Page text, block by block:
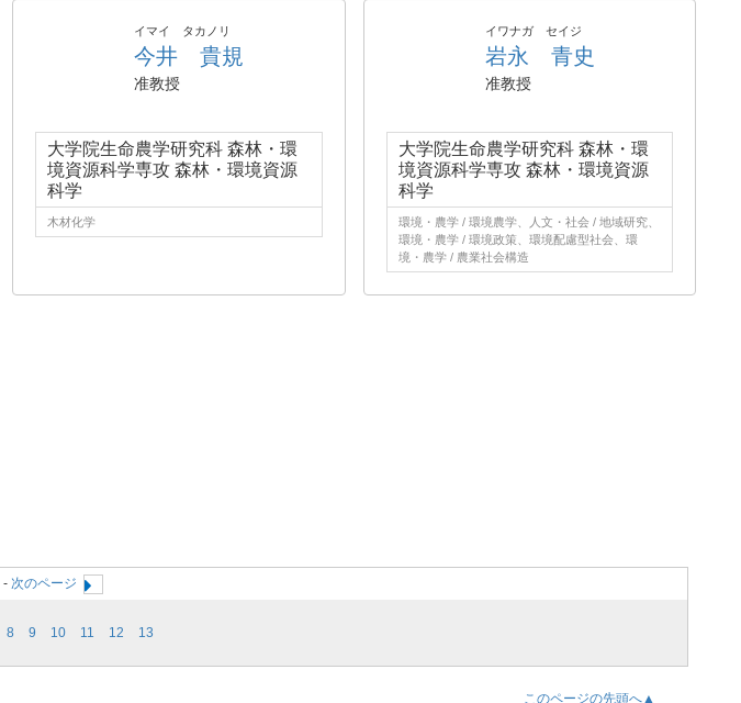
イマイ タカノリ
今井 貴規
准教授
大学院生命農学研究科 森林・環
境資源科学専攻 森林・環境資源
科学
木材化学
イワナガ セイジ
岩永 青史
准教授
大学院生命農学研究科 森林・環
境資源科学専攻 森林・環境資源
科学
環境・農学 / 環境農学、人文・社会 / 地域研究、
環境・農学 / 環境政策、環境配慮型社会、環
境・農学 / 農業社会構造
- 次のページ
8 9 10 11 12 13
このページの先頭へ▲